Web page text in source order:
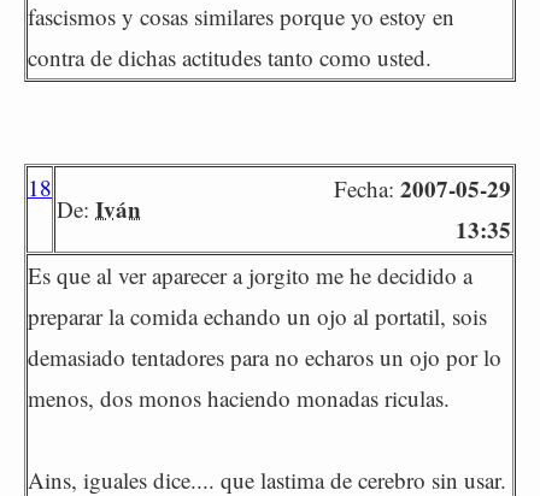
fascismos y cosas similares porque yo estoy en
contra de dichas actitudes tanto como usted.
18
De: Iván
Fecha: 2007-05-29
13:35
Es que al ver aparecer a jorgito me he decidido a
preparar la comida echando un ojo al portatil, sois
demasiado tentadores para no echaros un ojo por lo
menos, dos monos haciendo monadas riculas.
Ains, iguales dice.... que lastima de cerebro sin usar.